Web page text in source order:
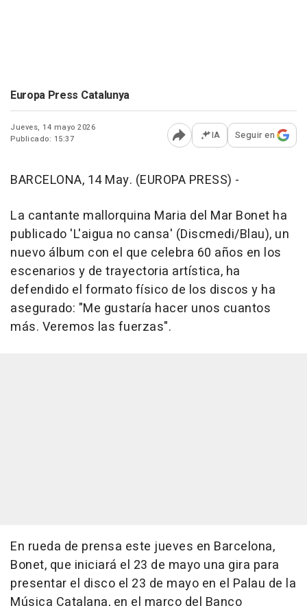
Europa Press Catalunya
Jueves, 14 mayo 2026
Publicado: 15:37
Abrir opciones para
IA Seguir en
BARCELONA, 14 May. (EUROPA PRESS) -
La cantante mallorquina Maria del Mar Bonet ha
publicado 'L'aigua no cansa' (Discmedi/Blau), un
nuevo álbum con el que celebra 60 años en los
escenarios y de trayectoria artística, ha
defendido el formato físico de los discos y ha
asegurado: "Me gustaría hacer unos cuantos
más. Veremos las fuerzas".
En rueda de prensa este jueves en Barcelona,
Bonet, que iniciará el 23 de mayo una gira para
presentar el disco el 23 de mayo en el Palau de la